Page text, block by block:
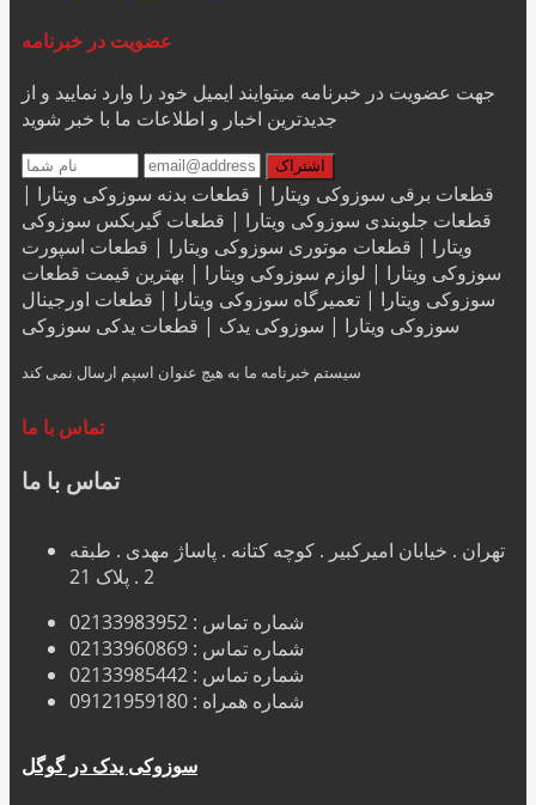
عضویت در خبرنامه
جهت عضویت در خبرنامه میتوایند ایمیل خود را وارد نمایید و از
جدیدترین اخبار و اطلاعات ما با خبر شوید
قطعات برقی سوزوکی ویتارا | قطعات بدنه سوزوکی ویتارا |
قطعات جلوبندی سوزوکی ویتارا | قطعات گیربکس سوزوکی
ویتارا | قطعات موتوری سوزوکی ویتارا | قطعات اسپورت
سوزوکی ویتارا | لوازم سوزوکی ویتارا | بهترین قیمت قطعات
سوزوکی ویتارا | تعمیرگاه سوزوکی ویتارا | قطعات اورجینال
سوزوکی ویتارا | سوزوکی یدک | قطعات یدکی سوزوکی
سیستم خبرنامه ما به هیچ عنوان اسپم ارسال نمی کند
تماس با ما
تماس با ما
تهران . خیابان امیرکبیر . کوچه کتانه . پاساژ مهدی . طبقه
2 . پلاک 21
شماره تماس : 02133983952
شماره تماس : 02133960869
شماره تماس : 02133985442
شماره همراه : 09121959180
سوزوکی یدک در گوگل